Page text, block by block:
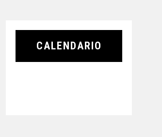
CALENDARIO